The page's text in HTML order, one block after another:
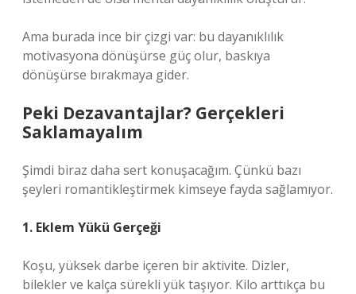
Ama burada ince bir çizgi var: bu dayanıklılık
motivasyona dönüşürse güç olur, baskıya
dönüşürse bırakmaya gider.
Peki Dezavantajlar? Gerçekleri
Saklamayalım
Şimdi biraz daha sert konuşacağım. Çünkü bazı
şeyleri romantikleştirmek kimseye fayda sağlamıyor.
1. Eklem Yükü Gerçeği
Koşu, yüksek darbe içeren bir aktivite. Dizler,
bilekler ve kalça sürekli yük taşıyor. Kilo arttıkça bu